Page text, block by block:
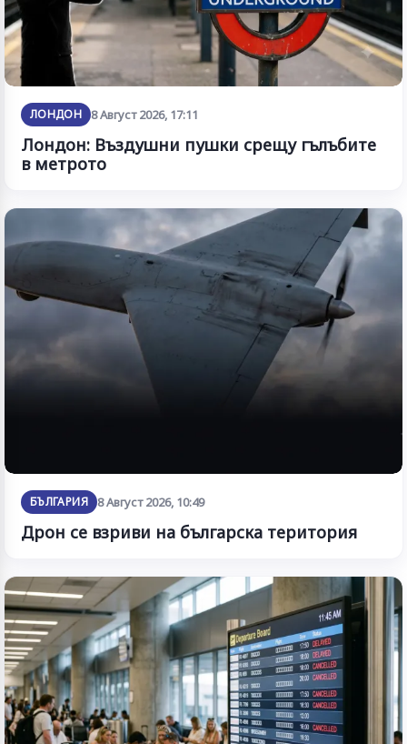
ЛОНДОН 8 Август 2026, 17:11
Лондон: Въздушни пушки срещу гълъбите
в метрото
БЪЛГАРИЯ 8 Август 2026, 10:49
Дрон се взриви на българска територия